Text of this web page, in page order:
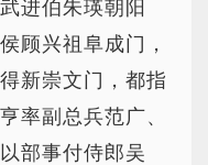
进伯朱瑛朝阳
顾兴祖阜成门，
新崇文门，都指
率副总兵范广、
部事付侍郎吴